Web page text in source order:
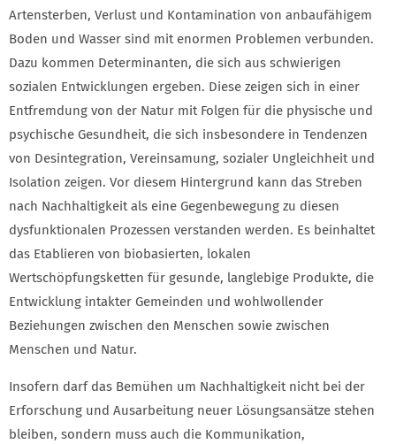
Artensterben, Verlust und Kontamination von anbaufähigem
Boden und Wasser sind mit enormen Problemen verbunden.
Dazu kommen Determinanten, die sich aus schwierigen
sozialen Entwicklungen ergeben. Diese zeigen sich in einer
Entfremdung von der Natur mit Folgen für die physische und
psychische Gesundheit, die sich insbesondere in Tendenzen
von Desintegration, Vereinsamung, sozialer Ungleichheit und
Isolation zeigen. Vor diesem Hintergrund kann das Streben
nach Nachhaltigkeit als eine Gegenbewegung zu diesen
dysfunktionalen Prozessen verstanden werden. Es beinhaltet
das Etablieren von biobasierten, lokalen
Wertschöpfungsketten für gesunde, langlebige Produkte, die
Entwicklung intakter Gemeinden und wohlwollender
Beziehungen zwischen den Menschen sowie zwischen
Menschen und Natur.
Insofern darf das Bemühen um Nachhaltigkeit nicht bei der
Erforschung und Ausarbeitung neuer Lösungsansätze stehen
bleiben, sondern muss auch die Kommunikation,